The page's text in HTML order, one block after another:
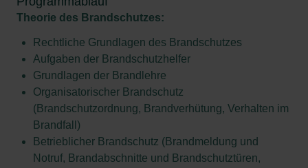
Theorie des Brandschutzes:
Rechtliche Grundlagen des Brandschutzes
Aufgaben der Brandschutzhelfer
Grundlagen der Brandlehre
Organisatorischer Brandschutz
(Brandschutzordnung, Brandverhütung, Verhalten im
Brandfall)
Betrieblicher Brandschutz (Brandmeldung und
Notruf, Brandabschnitte und Brandschutztüren,